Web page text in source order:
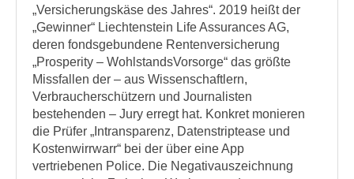
„Versicherungskäse des Jahres“. 2019 heißt der
„Gewinner“ Liechtenstein Life Assurances AG,
deren fondsgebundene Rentenversicherung
„Prosperity – WohlstandsVorsorge“ das größte
Missfallen der – aus Wissenschaftlern,
Verbraucherschützern und Journalisten
bestehenden – Jury erregt hat. Konkret monieren
die Prüfer „Intransparenz, Datenstriptease und
Kostenwirrwarr“ bei der über eine App
vertriebenen Police. Die Negativauszeichnung